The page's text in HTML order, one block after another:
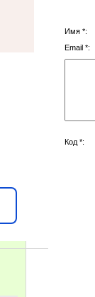
Имя *:
Email *:
Код *: